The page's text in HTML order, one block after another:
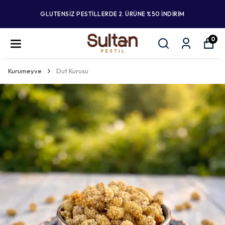
GLUTENSİZ PESTİLLERDE 2. ÜRÜNE %50 İNDİRİM
0
Kurumeyve Dut Kurusu